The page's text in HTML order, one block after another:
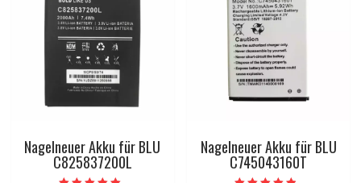
Nagelneuer Akku für BLU
C825837200L
Nagelneuer Akku für BLU
C745043160T